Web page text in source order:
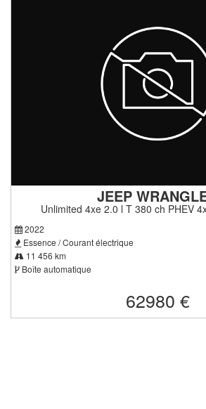
JEEP
Unlimited 4xe 2.0 l T 380 ch PHEV
2022
Essence / Courant électrique
11 456 km
Boîte automatique
62980 €